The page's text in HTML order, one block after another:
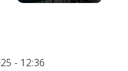
- 12:36